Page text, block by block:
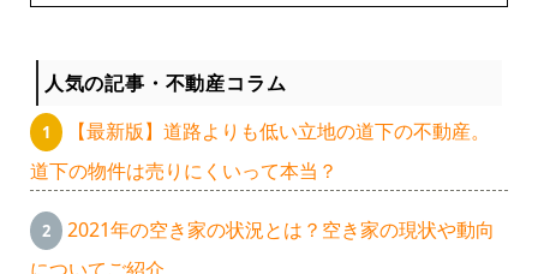
人気の記事・不動産コラム
【最新版】道路よりも低い立地の道下の不動産。
道下の物件は売りにくいって本当？
2021年の空き家の状況とは？空き家の現状や動向